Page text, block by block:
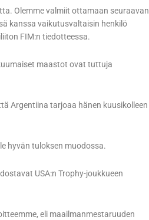
Olemme valmiit ottamaan seuraavan
kanssa vaikutusvaltaisin henkilö
FIM:n tiedotteessa.
maastot ovat tuttuja
Argentiina tarjoaa hänen kuusikolleen
hyvän tuloksen muodossa.
USA:n Trophy-joukkueen
eli maailmanmestaruuden